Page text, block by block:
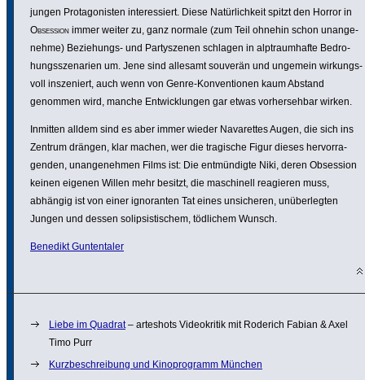
jungen Prot­ago­nisten inter­es­siert. Diese Natür­lich­keit spitzt den Horror in
Obsession immer weiter zu, ganz normale (zum Teil ohnehin schon unan­ge­
nehme) Bezie­hungs- und Party­szenen schlagen in alptraum­hafte Bedro­
hungs­sze­na­rien um. Jene sind allesamt souverän und ungemein wirkungs­
voll insze­niert, auch wenn von Genre-Konven­tionen kaum Abstand
genommen wird, manche Entwick­lungen gar etwas vorher­sehbar wirken.
Inmitten alldem sind es aber immer wieder Nava­rettes Augen, die sich ins
Zentrum drängen, klar machen, wer die tragische Figur dieses hervor­ra­
genden, unan­ge­nehmen Films ist: Die entmün­digte Niki, deren Obsession
keinen eigenen Willen mehr besitzt, die maschi­nell reagieren muss,
abhängig ist von einer igno­ranten Tat eines unsi­cheren, unüber­legten
Jungen und dessen solip­sis­ti­schem, tödlichem Wunsch.
Benedikt Guntentaler
Liebe im Quadrat– arteshots Video­kritik mit Roderich Fabian & Axel
Timo Purr
Kurzbeschreibung und Kinoprogramm München